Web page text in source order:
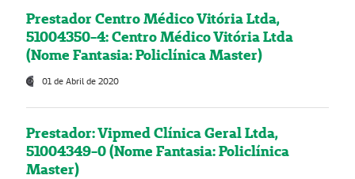
Prestador Centro Médico Vitória Ltda,
51004350-4: Centro Médico Vitória Ltda
(Nome Fantasia: Policlínica Master)
01 de Abril de 2020
Prestador: Vipmed Clínica Geral Ltda,
51004349-0 (Nome Fantasia: Policlínica
Master)